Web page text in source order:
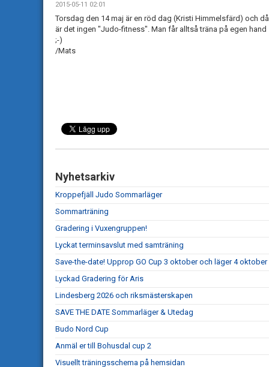
2015-05-11 02:01
Torsdag den 14 maj är en röd dag (Kristi Himmelsfärd) och då
är det ingen "Judo-fitness". Man får alltså träna på egen hand
;-)
/Mats
Nyhetsarkiv
Kroppefjäll Judo Sommarläger
Sommarträning
Gradering i Vuxengruppen!
Lyckat terminsavslut med samträning
Save-the-date! Upprop GO Cup 3 oktober och läger 4 oktober
Lyckad Gradering för Aris
Lindesberg 2026 och riksmästerskapen
SAVE THE DATE Sommarläger & Utedag
Budo Nord Cup
Anmäl er till Bohusdal cup 2
Visuellt träningsschema på hemsidan